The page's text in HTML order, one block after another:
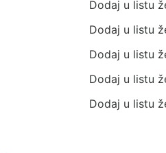
Dodaj u listu
Dodaj u listu
Dodaj u listu
Dodaj u listu
Dodaj u listu